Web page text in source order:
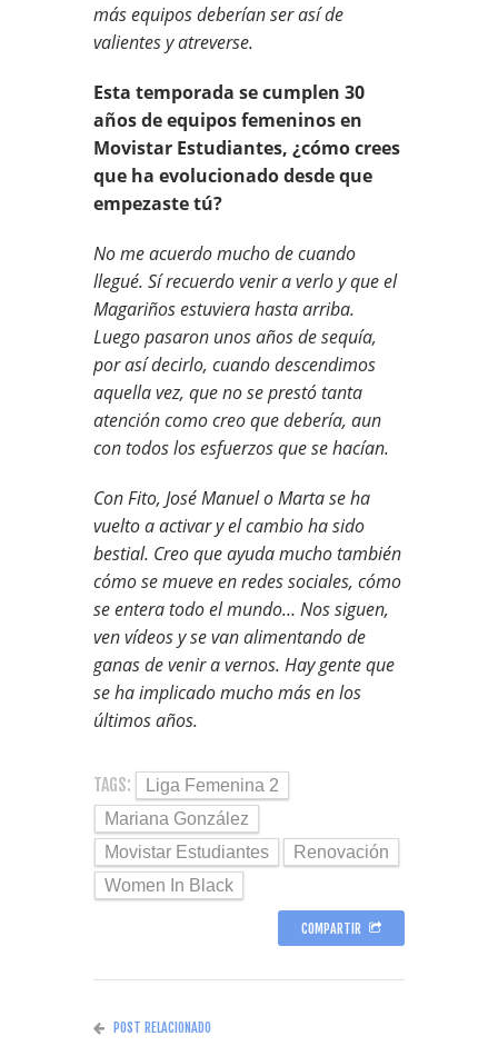
más equipos deberían ser así de
valientes y atreverse.
Esta temporada se cumplen 30
años de equipos femeninos en
Movistar Estudiantes, ¿cómo crees
que ha evolucionado desde que
empezaste tú?
No me acuerdo mucho de cuando
llegué. Sí recuerdo venir a verlo y que el
Magariños estuviera hasta arriba.
Luego pasaron unos años de sequía,
por así decirlo, cuando descendimos
aquella vez, que no se prestó tanta
atención como creo que debería, aun
con todos los esfuerzos que se hacían.
Con Fito, José Manuel o Marta se ha
vuelto a activar y el cambio ha sido
bestial. Creo que ayuda mucho también
cómo se mueve en redes sociales, cómo
se entera todo el mundo… Nos siguen,
ven vídeos y se van alimentando de
ganas de venir a vernos. Hay gente que
se ha implicado mucho más en los
últimos años.
TAGS:
Liga Femenina 2
Mariana González
Movistar Estudiantes
Renovación
Women In Black
COMPARTIR
POST RELACIONADO